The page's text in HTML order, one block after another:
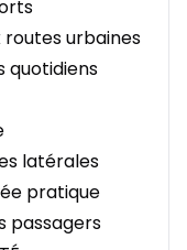
routes urbaines
quotidiens
latérales
pratique
passagers